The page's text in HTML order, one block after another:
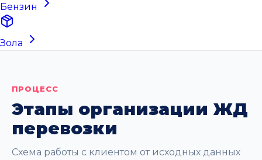
Бензин
Зола
ПРОЦЕСС
Этапы организации ЖД
перевозки
Схема работы с клиентом от исходных данных